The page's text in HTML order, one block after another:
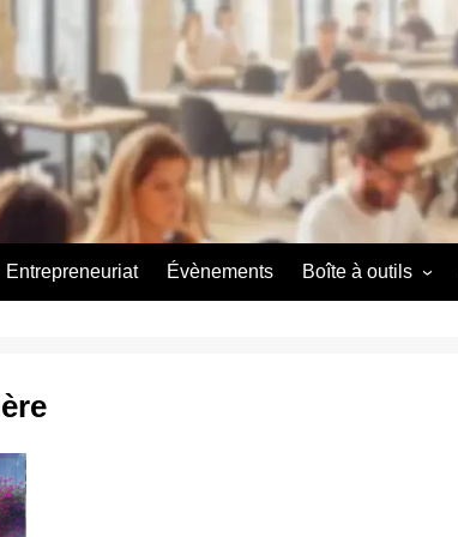
Entrepreneuriat Évènements Boîte à outils